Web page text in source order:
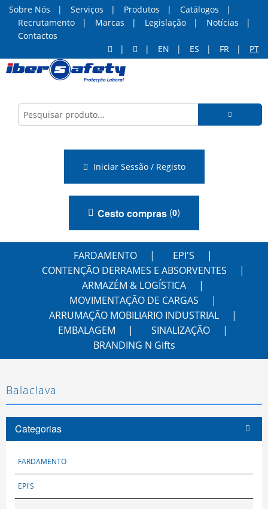
Sobre Nós Serviços Produtos
Catálogos
Recrutamento
Marcas Legislação
Notícias
Contactos
EN
ES FR PT
Iniciar Sessão / Registo
Cesto compras (0)
FARDAMENTO
EPI'S
CONTENÇÃO DERRAMES E ABSORVENTES
ARMAZÉM & LOGÍSTICA
MOVIMENTAÇÃO DE CARGAS
ARRUMAÇÃO MOBILIARIO INDUSTRIAL
EMBALAGEM
SINALIZAÇÃO
BRANDING N Gifts
Balaclava
Categorias
FARDAMENTO
EPI'S